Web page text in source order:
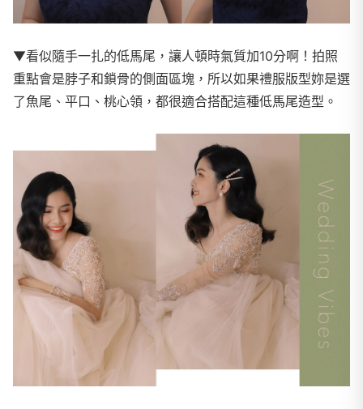
▼看似隨手一扎的低馬尾，讓人頓時氣質加10分啊！拍照
重點會是脖子和鎖骨的側面區塊，所以如果禮服版型妳是選
了魚尾、平口、桃心領，都很適合搭配這種低馬尾造型。